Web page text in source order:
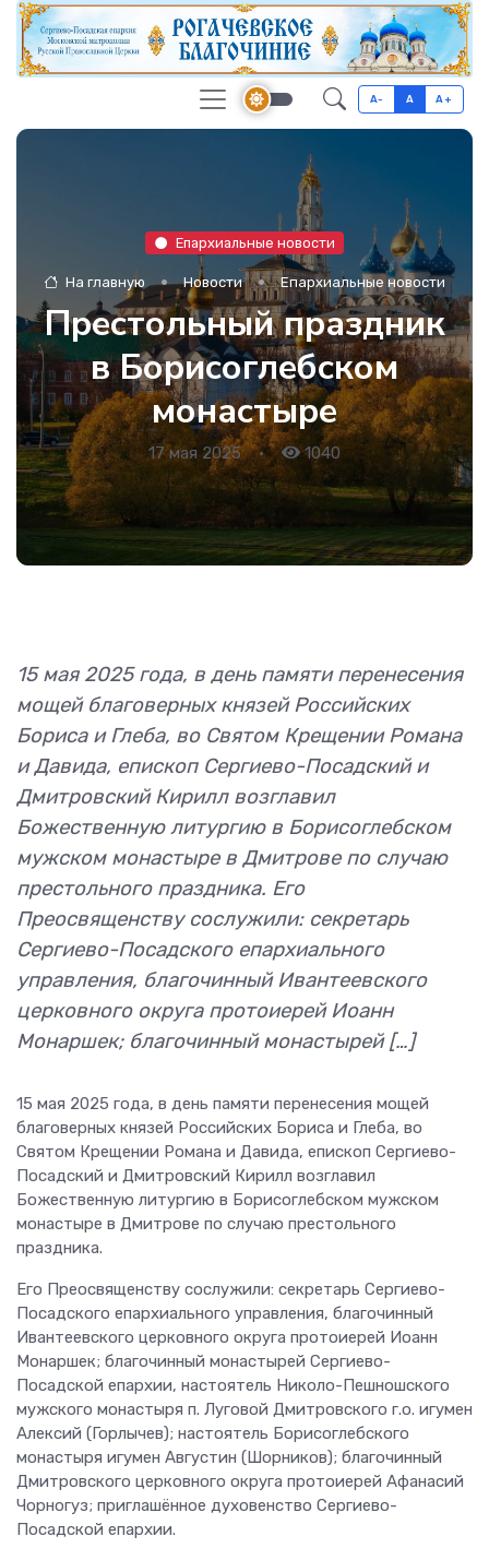
A- A A+
Епархиальные новости
На главную Новости Епархиальные новости
Престольный праздник
в Борисоглебском
монастыре
17 мая 2025 • 1040
15 мая 2025 года, в день памяти перенесения
мощей благоверных князей Российских
Бориса и Глеба, во Святом Крещении Романа
и Давида, епископ Сергиево-Посадский и
Дмитровский Кирилл возглавил
Божественную литургию в Борисоглебском
мужском монастыре в Дмитрове по случаю
престольного праздника. Его
Преосвященству сослужили: секретарь
Сергиево-Посадского епархиального
управления, благочинный Ивантеевского
церковного округа протоиерей Иоанн
Монаршек; благочинный монастырей […]
15 мая 2025 года, в день памяти перенесения мощей
благоверных князей Российских Бориса и Глеба, во
Святом Крещении Романа и Давида, епископ Сергиево-
Посадский и Дмитровский Кирилл возглавил
Божественную литургию в Борисоглебском мужском
монастыре в Дмитрове по случаю престольного
праздника.
Его Преосвященству сослужили: секретарь Сергиево-
Посадского епархиального управления, благочинный
Ивантеевского церковного округа протоиерей Иоанн
Монаршек; благочинный монастырей Сергиево-
Посадской епархии, настоятель Николо-Пешношского
мужского монастыря п. Луговой Дмитровского г.о. игумен
Алексий (Горлычев); настоятель Борисоглебского
монастыря игумен Августин (Шорников); благочинный
Дмитровского церковного округа протоиерей Афанасий
Чорногуз; приглашённое духовенство Сергиево-
Посадской епархии.